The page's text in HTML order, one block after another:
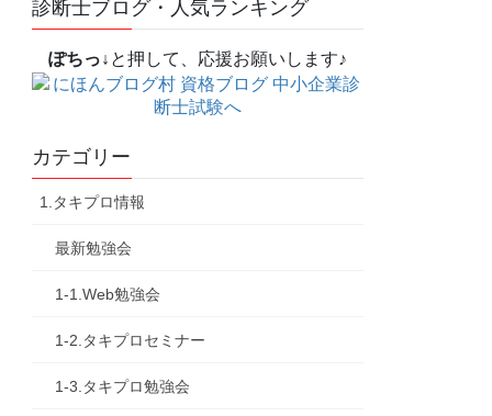
診断士ブログ・人気ランキング
ぽちっ↓ と押して、応援お願いします♪
カテゴリー
1.タキプロ情報
最新勉強会
1-1.Web勉強会
1-2.タキプロセミナー
1-3.タキプロ勉強会